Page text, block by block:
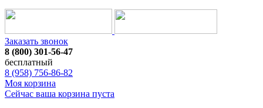
Заказать звонок
8 (800) 301-56-47
бесплатный
8 (958) 756-86-82
Моя корзина
Сейчас ваша корзина пуста